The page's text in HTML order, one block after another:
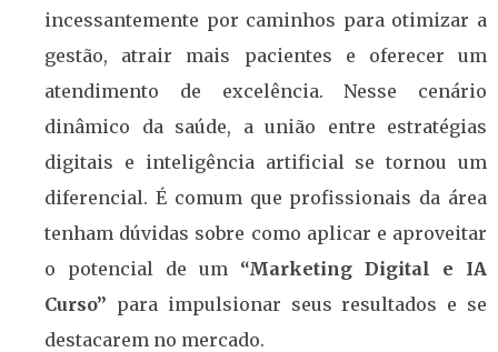
incessantemente por caminhos para otimizar a
gestão, atrair mais pacientes e oferecer um
atendimento de excelência. Nesse cenário
dinâmico da saúde, a união entre estratégias
digitais e inteligência artificial se tornou um
diferencial. É comum que profissionais da área
tenham dúvidas sobre como aplicar e aproveitar
o potencial de um “Marketing Digital e IA
Curso” para impulsionar seus resultados e se
destacarem no mercado.